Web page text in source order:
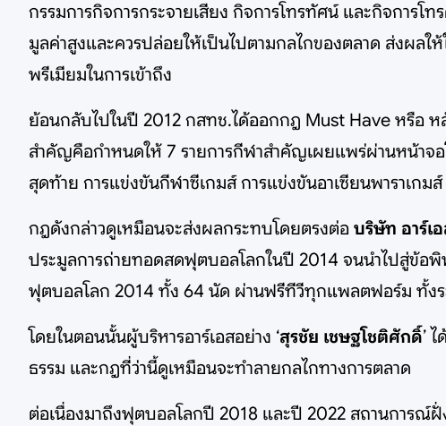
กรรมการกิจการกระจายเสียง กิจการโทรทัศน์ และกิจการ
มูลค่าสูงและควรปล่อยให้เป็นไปตามกลไกของตลาด ส่งผล
พรีเมียมในการเข้าถึง
ย้อนกลับไปในปี 2012 กสทช.ได้ออกกฎ Must Have หรือ ห
สำคัญคือกำหนดให้ 7 รายการกีฬาสำคัญเผยแพร่ผ่านหน้าจ
สุดท้าย การแข่งขันกีฬาซีเกมส์ การแข่งขันอาเซียนพาราเก
กฎดังกล่าวดูเหมือนจะส่งผลกระทบโดยตรงต่อ บริษัท อาร์เ
ประมูลการถ่ายทอดสดฟุตบอลโลกในปี 2014 จนนำไปสู่ข้อ
ฟุตบอลโลก 2014 ทั้ง 64 นัด ผ่านฟรีทีวีทุกแพลตฟอร์ม ทั้ง
โดยในตอนนั้นผู้บริหารอาร์เอสอย่าง ‘สุรชัย เชษฐโชติศักดิ์’
ธรรม และกฎที่ว่านี้ดูเหมือนจะทำลายกลไกทางการตลาด
ต่อเนื่องมาถึงฟุตบอลโลกปี 2018 และปี 2022 สถานการณ์ฝั่ง